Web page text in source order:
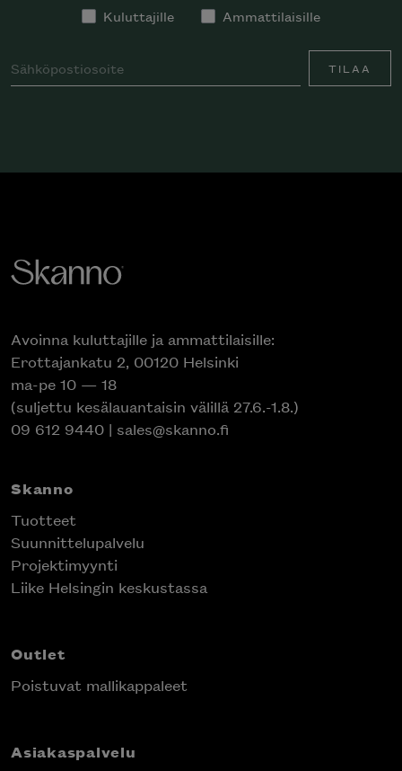
Kuluttajille Ammattilaisille
TILAA
Avoinna kuluttajille ja ammattilaisille:
Erottajankatu 2, 00120 Helsinki
ma-pe 10 — 18
(suljettu kesälauantaisin välillä 27.6.-1.8.)
09 612 9440 | sales@skanno.fi
Skanno
Tuotteet
Suunnittelupalvelu
Projektimyynti
Liike Helsingin keskustassa
Outlet
Poistuvat mallikappaleet
Asiakaspalvelu